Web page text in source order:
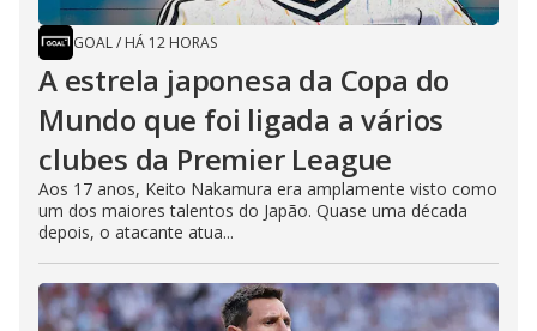
GOAL/ HÁ 12 HORAS
A estrela japonesa da Copa do
Mundo que foi ligada a vários
clubes da Premier League
Aos 17 anos, Keito Nakamura era amplamente visto como
um dos maiores talentos do Japão. Quase uma década
depois, o atacante atua...